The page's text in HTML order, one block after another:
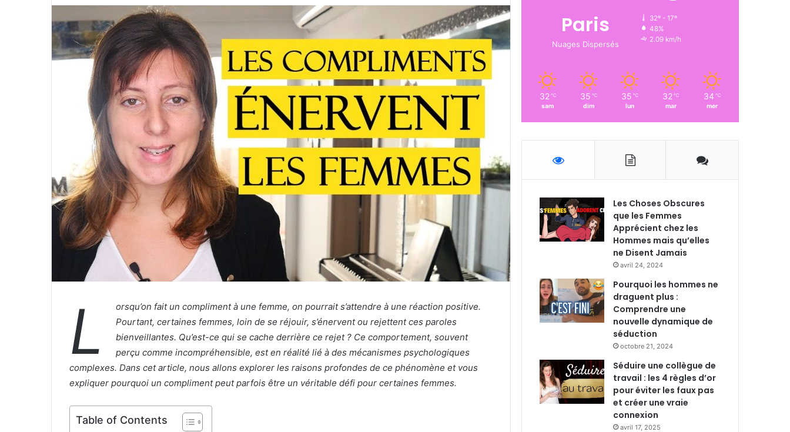
courriel
L
orsqu’on fait un compliment à une femme, on pourrait s’attendre à une réaction positive.
Pourtant, certaines femmes, loin de se réjouir, s’énervent ou rejettent ces paroles
bienveillantes. Qu’est-ce qui se cache derrière ce rejet ? Ce comportement, souvent
perçu comme incompréhensible, est en réalité lié à des mécanismes psychologiques
complexes. Dans cet article, nous allons explorer les raisons profondes de ce phénomène et vous
expliquer pourquoi un compliment peut parfois être un véritable défi pour certaines femmes.
Table of Contents
Paris
Nuages Dispersés
32º - 17º
48%
2.09 km/h
32 ℃
sam
35 ℃
dim
35 ℃
lun
32 ℃
mar
34 ℃
mer
Les Choses Obscures
que les Femmes
Apprécient chez les
Hommes mais qu’elles
ne Disent Jamais
avril 24, 2024
Pourquoi les hommes ne
draguent plus :
Comprendre une
nouvelle dynamique de
séduction
octobre 21, 2024
Séduire une collègue de
travail : les 4 règles d’or
pour éviter les faux pas
et créer une vraie
connexion
avril 17, 2025